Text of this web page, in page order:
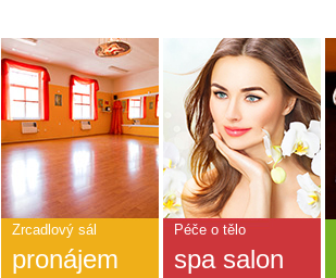
Hlavní
nabídka
-
ABECEDA
POZNÁNÍ
Zrcadlový sál
pronájem
Péče o tělo
spa salon